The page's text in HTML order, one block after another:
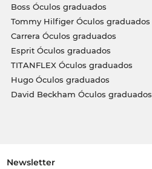
Boss Óculos graduados
Tommy Hilfiger Óculos graduados
Carrera Óculos graduados
Esprit Óculos graduados
TITANFLEX Óculos graduados
Hugo Óculos graduados
David Beckham Óculos graduados
Newsletter